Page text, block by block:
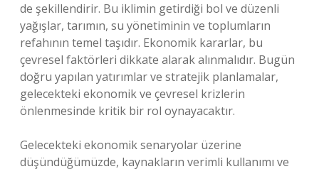
de şekillendirir. Bu iklimin getirdiği bol ve düzenli
yağışlar, tarımın, su yönetiminin ve toplumların
refahının temel taşıdır. Ekonomik kararlar, bu
çevresel faktörleri dikkate alarak alınmalıdır. Bugün
doğru yapılan yatırımlar ve stratejik planlamalar,
gelecekteki ekonomik ve çevresel krizlerin
önlenmesinde kritik bir rol oynayacaktır.
Gelecekteki ekonomik senaryolar üzerine
düşündüğümüzde, kaynakların verimli kullanımı ve